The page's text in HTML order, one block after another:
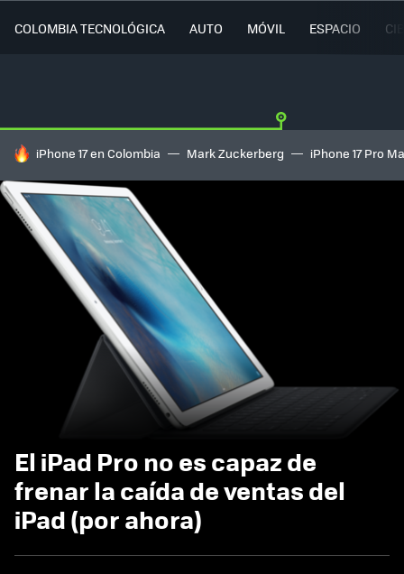
COLOMBIA TECNOLÓGICA AUTO MÓVIL ESPACIO
HOY SE HABLA DE
iPhone 17 en Colombia Mark Zuckerberg iPhone 17 Pro
El iPad Pro no es capaz de
frenar la caída de ventas del
iPad (por ahora)